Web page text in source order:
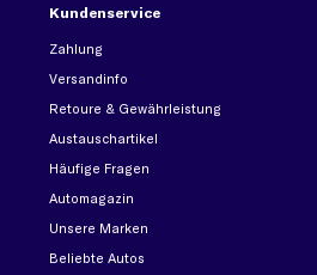
Kundenservice
Zahlung
Versandinfo
Retoure & Gewährleistung
Austauschartikel
Häufige Fragen
Automagazin
Unsere Marken
Beliebte Autos